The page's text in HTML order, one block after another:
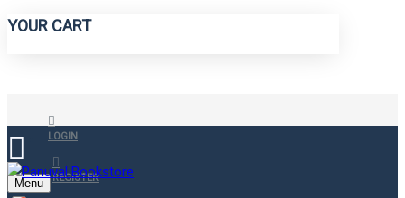
YOUR CART
LOGIN
REGISTER
Menu